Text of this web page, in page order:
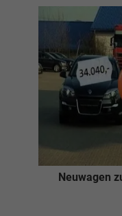
Neuwagen